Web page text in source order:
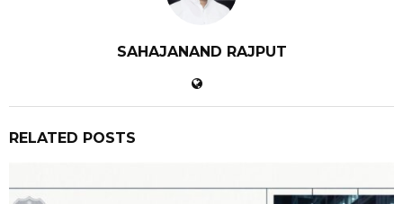
SAHAJANAND RAJPUT
RELATED POSTS